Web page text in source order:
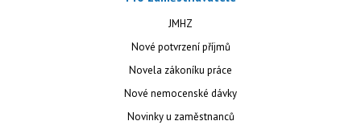
JMHZ
Nové potvrzení příjmů
Novela zákoníku práce
Nové nemocenské dávky
Novinky u zaměstnanců